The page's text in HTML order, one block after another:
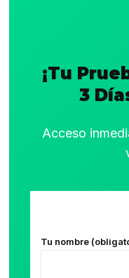
¡Tu
3
Acceso
Tu nombre